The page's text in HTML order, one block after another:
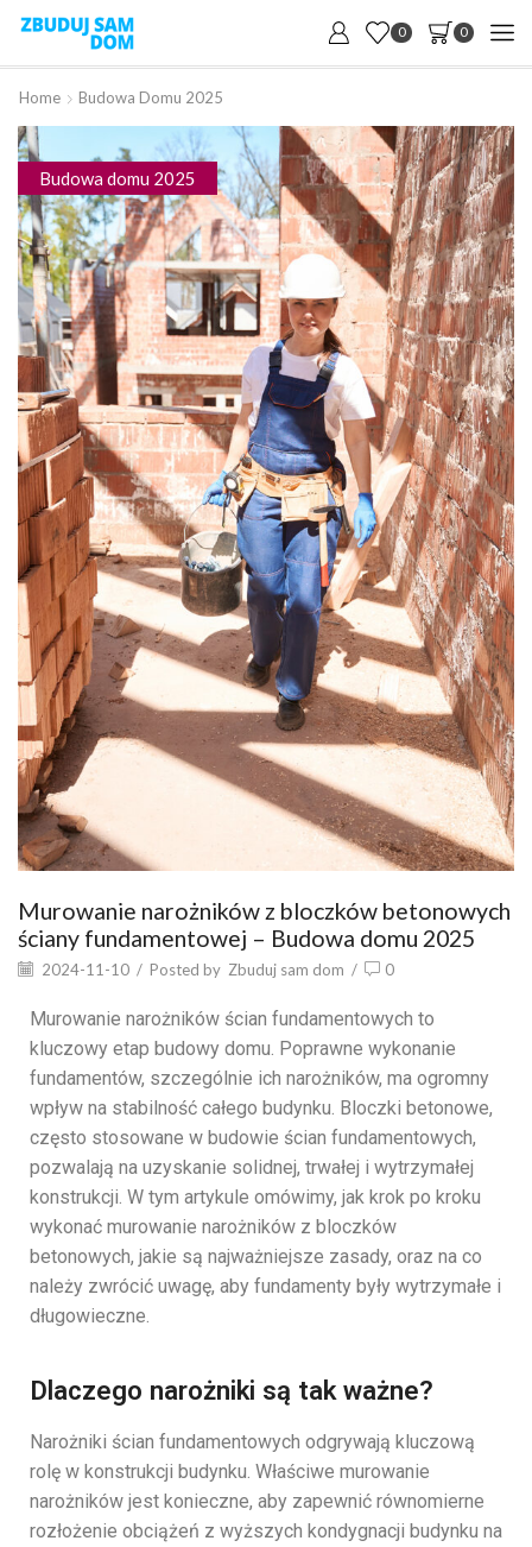
0 0
Home Budowa Domu 2025
Budowa domu 2025
Murowanie narożników z bloczków betonowych
ściany fundamentowej – Budowa domu 2025
2024-11-10 / Posted by Zbuduj sam dom / 0
Murowanie narożników ścian fundamentowych to
kluczowy etap budowy domu. Poprawne wykonanie
fundamentów, szczególnie ich narożników, ma ogromny
wpływ na stabilność całego budynku. Bloczki betonowe,
często stosowane w budowie ścian fundamentowych,
pozwalają na uzyskanie solidnej, trwałej i wytrzymałej
konstrukcji. W tym artykule omówimy, jak krok po kroku
wykonać murowanie narożników z bloczków
betonowych, jakie są najważniejsze zasady, oraz na co
należy zwrócić uwagę, aby fundamenty były wytrzymałe i
długowieczne.
Dlaczego narożniki są tak ważne?
Narożniki ścian fundamentowych odgrywają kluczową
rolę w konstrukcji budynku. Właściwe murowanie
narożników jest konieczne, aby zapewnić równomierne
rozłożenie obciążeń z wyższych kondygnacji budynku na